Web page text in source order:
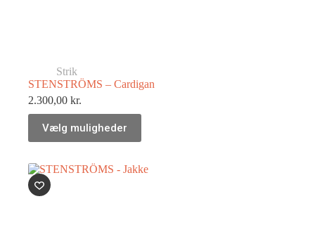
Strik
STENSTRÖMS – Cardigan
2.300,00 kr.
Vælg muligheder